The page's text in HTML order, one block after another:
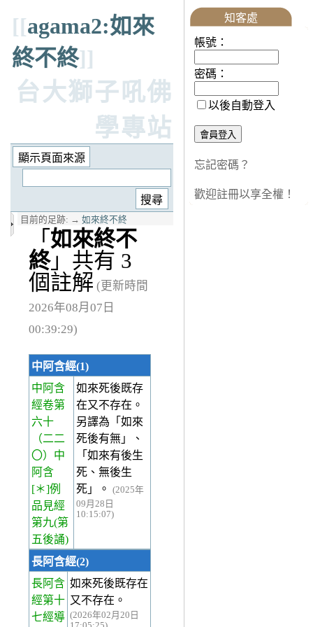
[[agama2:如來
終不終]]
台大獅子吼佛
學專站
目前的足跡: → 如來終不終
「 如來終不
終」共有 3
個註解 (更新時間
2026年08月07日
00:39:29)
中阿含經(1)
中阿含
經卷第
六十
（二二
〇）中
阿含
[＊]例
品見經
第九(第
五後誦)
如來死後既存
在又不存在。
另譯為「如來
死後有無」、
「如來有後生
死、無後生
死」。
(2025年
09月28日
10:15:07)
長阿含經(2)
長阿含
經第十
七經導
如來死後既存在
又不存在。
(2026年02月20日
知客處
帳號：
密碼：
以後自動登入
忘記密碼？
歡迎註冊以享全權！